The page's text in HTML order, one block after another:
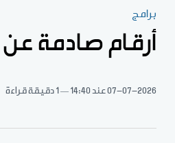
برامج
أرقام صادمة عن
07-07-2026عند 14:40 1 دقيقة قراءة